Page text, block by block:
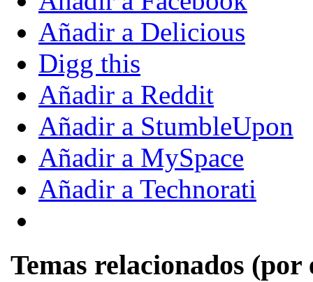
Añadir a Delicious
Digg this
Añadir a Reddit
Añadir a StumbleUpon
Añadir a MySpace
Añadir a Technorati
Temas relacionados (por